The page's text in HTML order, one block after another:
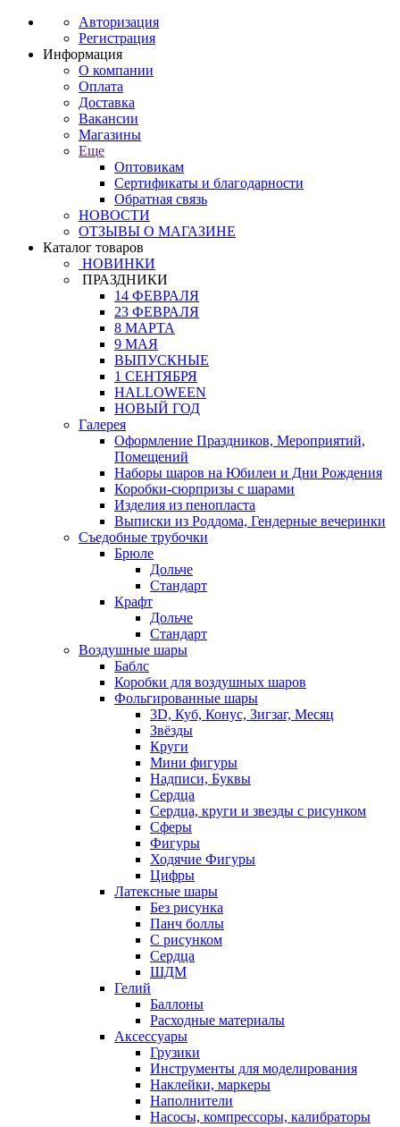
Авторизация
Регистрация
Информация
О компании
Оплата
Доставка
Вакансии
Магазины
Еще
Оптовикам
Сертификаты и благодарности
Обратная связь
НОВОСТИ
ОТЗЫВЫ О МАГАЗИНЕ
Каталог товаров
НОВИНКИ
ПРАЗДНИКИ
14 ФЕВРАЛЯ
23 ФЕВРАЛЯ
8 МАРТА
9 МАЯ
ВЫПУСКНЫЕ
1 СЕНТЯБРЯ
HALLOWEEN
НОВЫЙ ГОД
Галерея
Оформление Праздников, Мероприятий,
Помещений
Наборы шаров на Юбилеи и Дни Рождения
Коробки-сюрпризы с шарами
Изделия из пенопласта
Выписки из Роддома, Гендерные вечеринки
Съедобные трубочки
Брюле
Дольче
Стандарт
Крафт
Дольче
Стандарт
Воздушные шары
Баблс
Коробки для воздушных шаров
Фольгированные шары
3D, Куб, Конус, Зигзаг, Месяц
Звёзды
Круги
Мини фигуры
Надписи, Буквы
Сердца
Сердца, круги и звезды с рисунком
Сферы
Фигуры
Ходячие Фигуры
Цифры
Латексные шары
Без рисунка
Панч боллы
С рисунком
Сердца
ШДМ
Гелий
Баллоны
Расходные материалы
Аксессуары
Грузики
Инструменты для моделирования
Наклейки, маркеры
Наполнители
Насосы, компрессоры, калибраторы